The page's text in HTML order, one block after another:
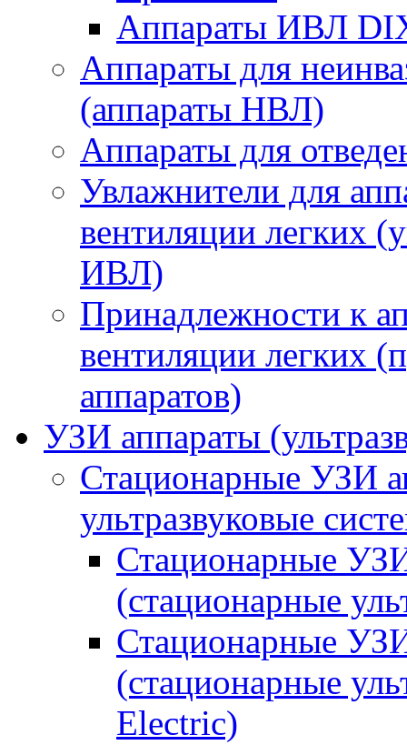
Аппараты ИВЛ
Аппараты для
(аппараты НВЛ)
Аппараты для
Увлажнители для
вентиляции легких
ИВЛ)
Принадлежности к
вентиляции легких
аппаратов)
УЗИ аппараты
Стационарные УЗИ
ультразвуковые
Стационарные
(стационарные
Стационарные
(стационарные
Electric)